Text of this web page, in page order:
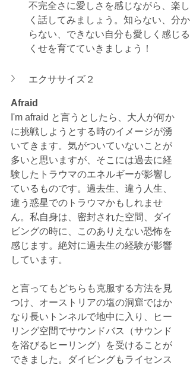
不完全さに愛しさを感じながら、楽し
く話してみましょう。知らない、分か
らない、できない自分も愛しく感じる
くせを育てていきましょう！
エクササイズ２
Afraid
I'm afraid と言うとしたら、大人が何か
に挑戦しようとする時のイメージが湧
いてきます。気がついていないことが
多いと思いますが、そこには過去に経
験したトラウマのエネルギーが影響し
ているものです。過去生、違う人生、
違う惑星でのトラウマかもしれませ
ん。私自身は、密封された空間、ダイ
ビングの時に、このありえない恐怖を
感じます。絶対に過去生の経験が影響
しています。
と言ってもどちらも克服する方法を見
つけ、オーストリアの塩の洞窟ではか
なり長いトンネルで地中に入り、ヒー
リング空間でサウンドバス（サウンド
を浴びるヒーリング）を受けることが
できました。ダイビングもライセンス